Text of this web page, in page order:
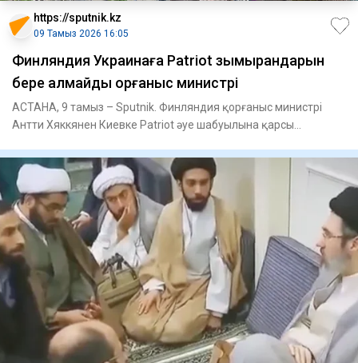
https://sputnik.kz
09 Тамыз 2026 16:05
Финляндия Украинаға Patriot зымырандарын
бере алмайды қорғаныс министрі
АСТАНА, 9 тамыз – Sputnik. Финляндия қорғаныс министрі
Антти Хяккянен Киевке Patriot әуе шабуылына қарсы